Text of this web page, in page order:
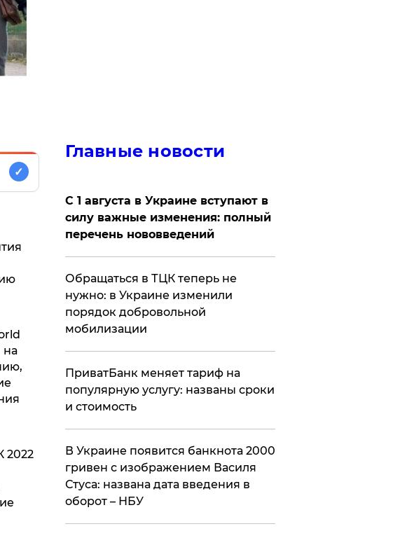
✓
на
2022
Главные новости
С 1 августа в Украине вступают в
силу важные изменения: полный
перечень нововведений
Обращаться в ТЦК теперь не
нужно: в Украине изменили
порядок добровольной
мобилизации
ПриватБанк меняет тариф на
популярную услугу: названы сроки
и стоимость
В Украине появится банкнота 2000
гривен с изображением Василя
Стуса: названа дата введения в
оборот – НБУ